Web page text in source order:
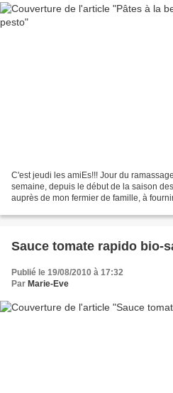
C'est jeudi les amiEs!!! Jour du
semaine, depuis le début de la saison
auprès de mon fermier de famille, à
Sauce tomate rapido bio-
Publié le 19/08/2010 à 17:32
Par Marie-Eve